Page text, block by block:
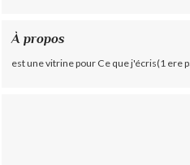
À propos
est une vitrine pour Ce que j'écris(1 ere